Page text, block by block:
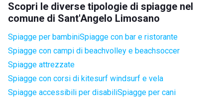
Scopri le diverse tipologie di spiagge nel
comune di Sant'Angelo Limosano
Spiagge per bambiniSpiagge con bar e ristorante
Spiagge con campi di beachvolley e beachsoccer
Spiagge attrezzate
Spiagge con corsi di kitesurf windsurf e vela
Spiagge accessibili per disabiliSpiagge per cani